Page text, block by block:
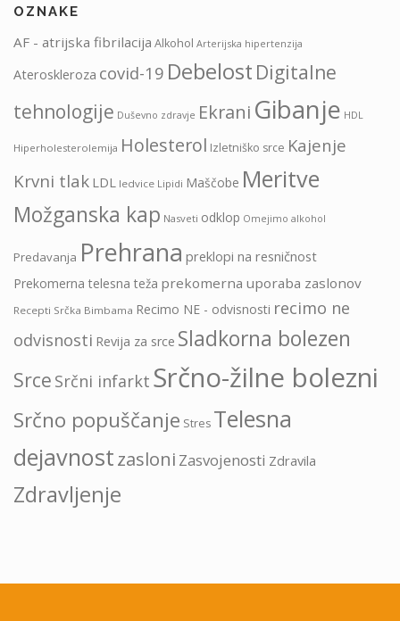
OZNAKE
AF - atrijska fibrilacija Alkohol Arterijska hipertenzija
Ateroskleroza covid-19 Debelost Digitalne
tehnologije Duševno zdravje Ekrani Gibanje HDL
Hiperholesterolemija Holesterol Izletniško srce Kajenje
Krvni tlak LDL ledvice Lipidi Maščobe Meritve
Možganska kap Nasveti odklop Omejimo alkohol
Predavanja Prehrana preklopi na resničnost
Prekomerna telesna teža prekomerna uporaba zaslonov
Recepti Srčka Bimbama Recimo NE - odvisnosti recimo ne
odvisnosti Revija za srce Sladkorna bolezen
Srce Srčni infarkt Srčno-žilne bolezni
Srčno popuščanje Stres Telesna
dejavnostzasloni Zasvojenosti Zdravila
Zdravljenje